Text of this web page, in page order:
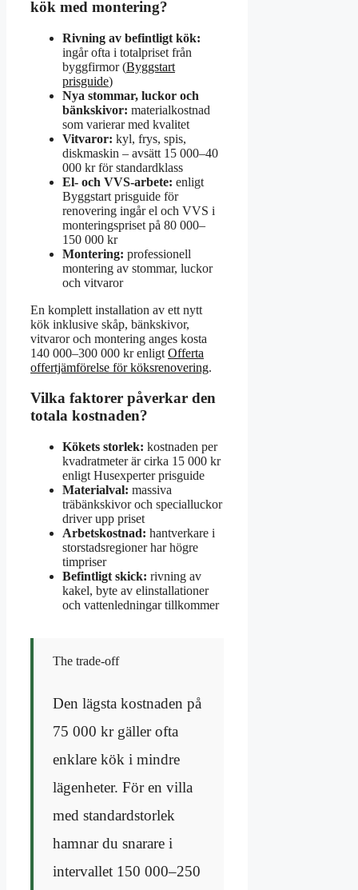
kök med montering?
Rivning av befintligt kök:
ingår ofta i totalpriset från
byggfirmor (Byggstart
prisguide)
Nya stommar, luckor och
bänkskivor: materialkostnad
som varierar med kvalitet
Vitvaror: kyl, frys, spis,
diskmaskin – avsätt 15 000–40
000 kr för standardklass
El- och VVS-arbete: enligt
Byggstart prisguide för
renovering ingår el och VVS i
monteringspriset på 80 000–
150 000 kr
Montering: professionell
montering av stommar, luckor
och vitvaror
En komplett installation av ett nytt
kök inklusive skåp, bänkskivor,
vitvaror och montering anges kosta
140 000–300 000 kr enligt Offerta
offertjämförelse för köksrenovering.
Vilka faktorer påverkar den
totala kostnaden?
Kökets storlek: kostnaden per
kvadratmeter är cirka 15 000 kr
enligt Husexperter prisguide
Materialval: massiva
träbänkskivor och specialluckor
driver upp priset
Arbetskostnad: hantverkare i
storstadsregioner har högre
timpriser
Befintligt skick: rivning av
kakel, byte av elinstallationer
och vattenledningar tillkommer
The trade-off
Den lägsta kostnaden på
75 000 kr gäller ofta
enklare kök i mindre
lägenheter. För en villa
med standardstorlek
hamnar du snarare i
intervallet 150 000–250